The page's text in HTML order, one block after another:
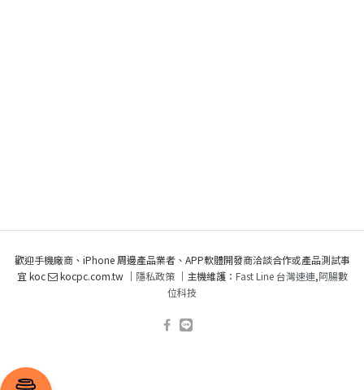
歡迎手機廠商、iPhone 周邊產品業者、APP軟體開發商洽談合作或產品測試事
宜 koc
kocpc.com.tw ｜ 隱私政策｜主機維護： Fast Line 台灣速連,阿腸數
位科技